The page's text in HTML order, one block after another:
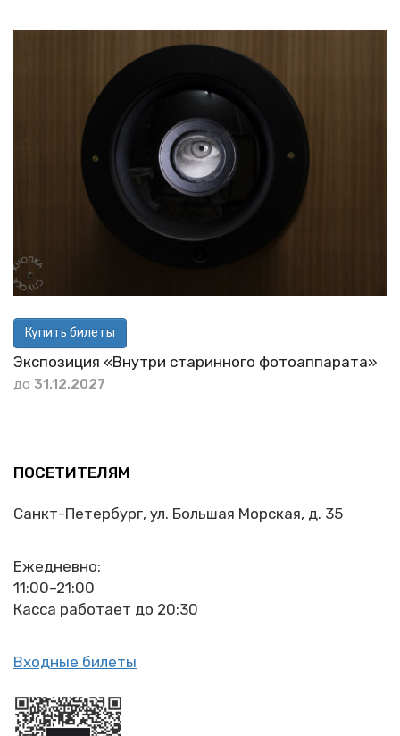
Купить билеты
Экспозиция «Внутри старинного фотоаппарата»
до 31.12.2027
ПОСЕТИТЕЛЯМ
Санкт-Петербург, ул. Большая Морская, д. 35
Ежедневно:
11:00–21:00
Касса работает до 20:30
Входные билеты